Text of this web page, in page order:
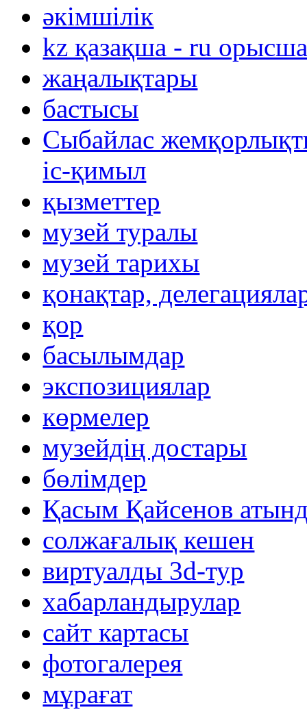
әкімшілік
kz қазақша - ru
жаңалықтары
бастысы
Сыбайлас
іс-қимыл
қызметтер
музей туралы
музей тарихы
қонақтар,
қор
басылымдар
экспозициялар
көрмелер
музейдің достары
бөлімдер
Қасым Қайсенов
солжағалық кешен
виртуалды 3d-тур
xабарландырулар
сайт картасы
фотогалерея
мұрағат